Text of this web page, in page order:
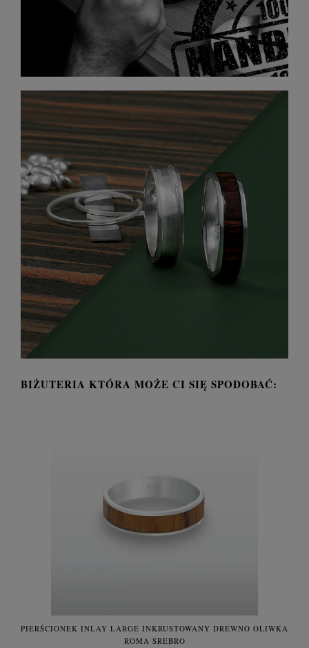
BIŻUTERIA KTÓRA MOŻE CI SIĘ SPODOBAĆ:
PIERŚCIONEK INLAY LARGE INKRUSTOWANY DREWNO OLIWKA
ROMA SREBRO